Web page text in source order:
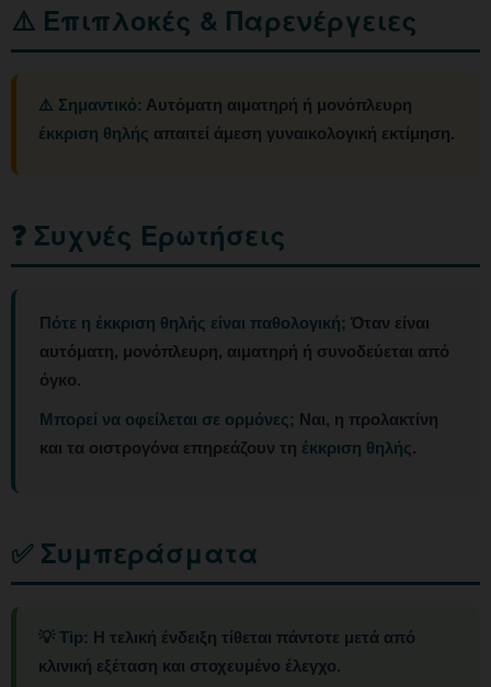
⚠️ Επιπλοκές & Παρενέργειες
⚠️ Σημαντικό: Αυτόματη αιματηρή ή μονόπλευρη
έκκριση θηλής απαιτεί άμεση γυναικολογική εκτίμηση.
❓ Συχνές Ερωτήσεις
Πότε η έκκριση θηλής είναι παθολογική; Όταν είναι
αυτόματη, μονόπλευρη, αιματηρή ή συνοδεύεται από
όγκο.
Μπορεί να οφείλεται σε ορμόνες; Ναι, η προλακτίνη
και τα οιστρογόνα επηρεάζουν τη έκκριση θηλής.
✅ Συμπεράσματα
💡 Tip: Η τελική ένδειξη τίθεται πάντοτε μετά από
κλινική εξέταση και στοχευμένο έλεγχο.